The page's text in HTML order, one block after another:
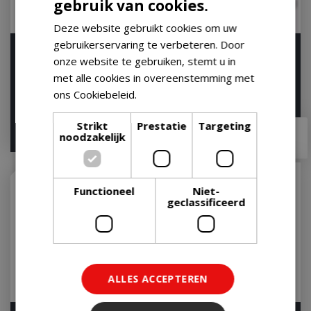
Kamado Joe ® Charcoal
(9.07 kg)
Op voorraad
Cobble Stone (pak)
€ 21 95
Op voorraad
gebruik van cookies.
Deze website gebruikt cookies om uw
gebruikerservaring te verbeteren. Door
onze website te gebruiken, stemt u in
met alle cookies in overeenstemming met
ons Cookiebeleid.
Strikt
noodzakelijk
Prestatie Targeting
Functioneel
Niet-
geclassificeerd
ALLES ACCEPTEREN